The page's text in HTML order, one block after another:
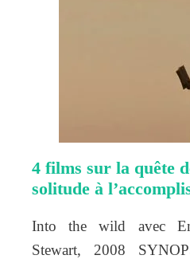
4 films sur la quête
solitude à
Into the wild avec
Stewart, 2008